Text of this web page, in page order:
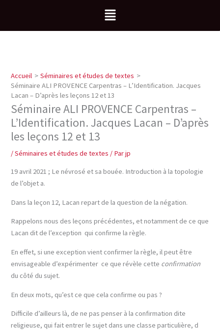
contenu
Menu
Accueil
Séminaires et études de textes
Séminaire ALI PROVENCE Carpentras – L’Identification. Jacques
Lacan – D’après les leçons 12 et 13
Séminaire ALI PROVENCE Carpentras –
L’Identification. Jacques Lacan – D’après
les leçons 12 et 13
/Séminaires et études de textes / Parjp
19 avril 2021 ; Le névrosé et sa bouée. Introduction à la topologie
de l’objet a.
Dans la leçon 12, Lacan repart de la question de la négation.
Rappelons nous des leçons précédentes, et notamment de ce que
Lacan dit de l’exception qui confirme la règle.
En effet, si une exception vient confirmer la règle, il peut être
envisageable d’expérimenter ce que révèle cette confirmation
du côté du sujet.
En deux mots, qu’est ce que cela confirme ou pas ?
Difficile d’ailleurs là, de ne pas penser à la confirmation dite
religieuse, qui fait entrer le sujet dans une classe particulière, d